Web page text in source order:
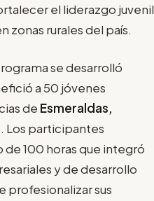
el liderazgo juvenil
zonas rurales del país.
se desarrolló
a 50 jóvenes
de Esmeraldas,
. Los participantes
100 horas que integró
y de desarrollo
profesionalizar sus